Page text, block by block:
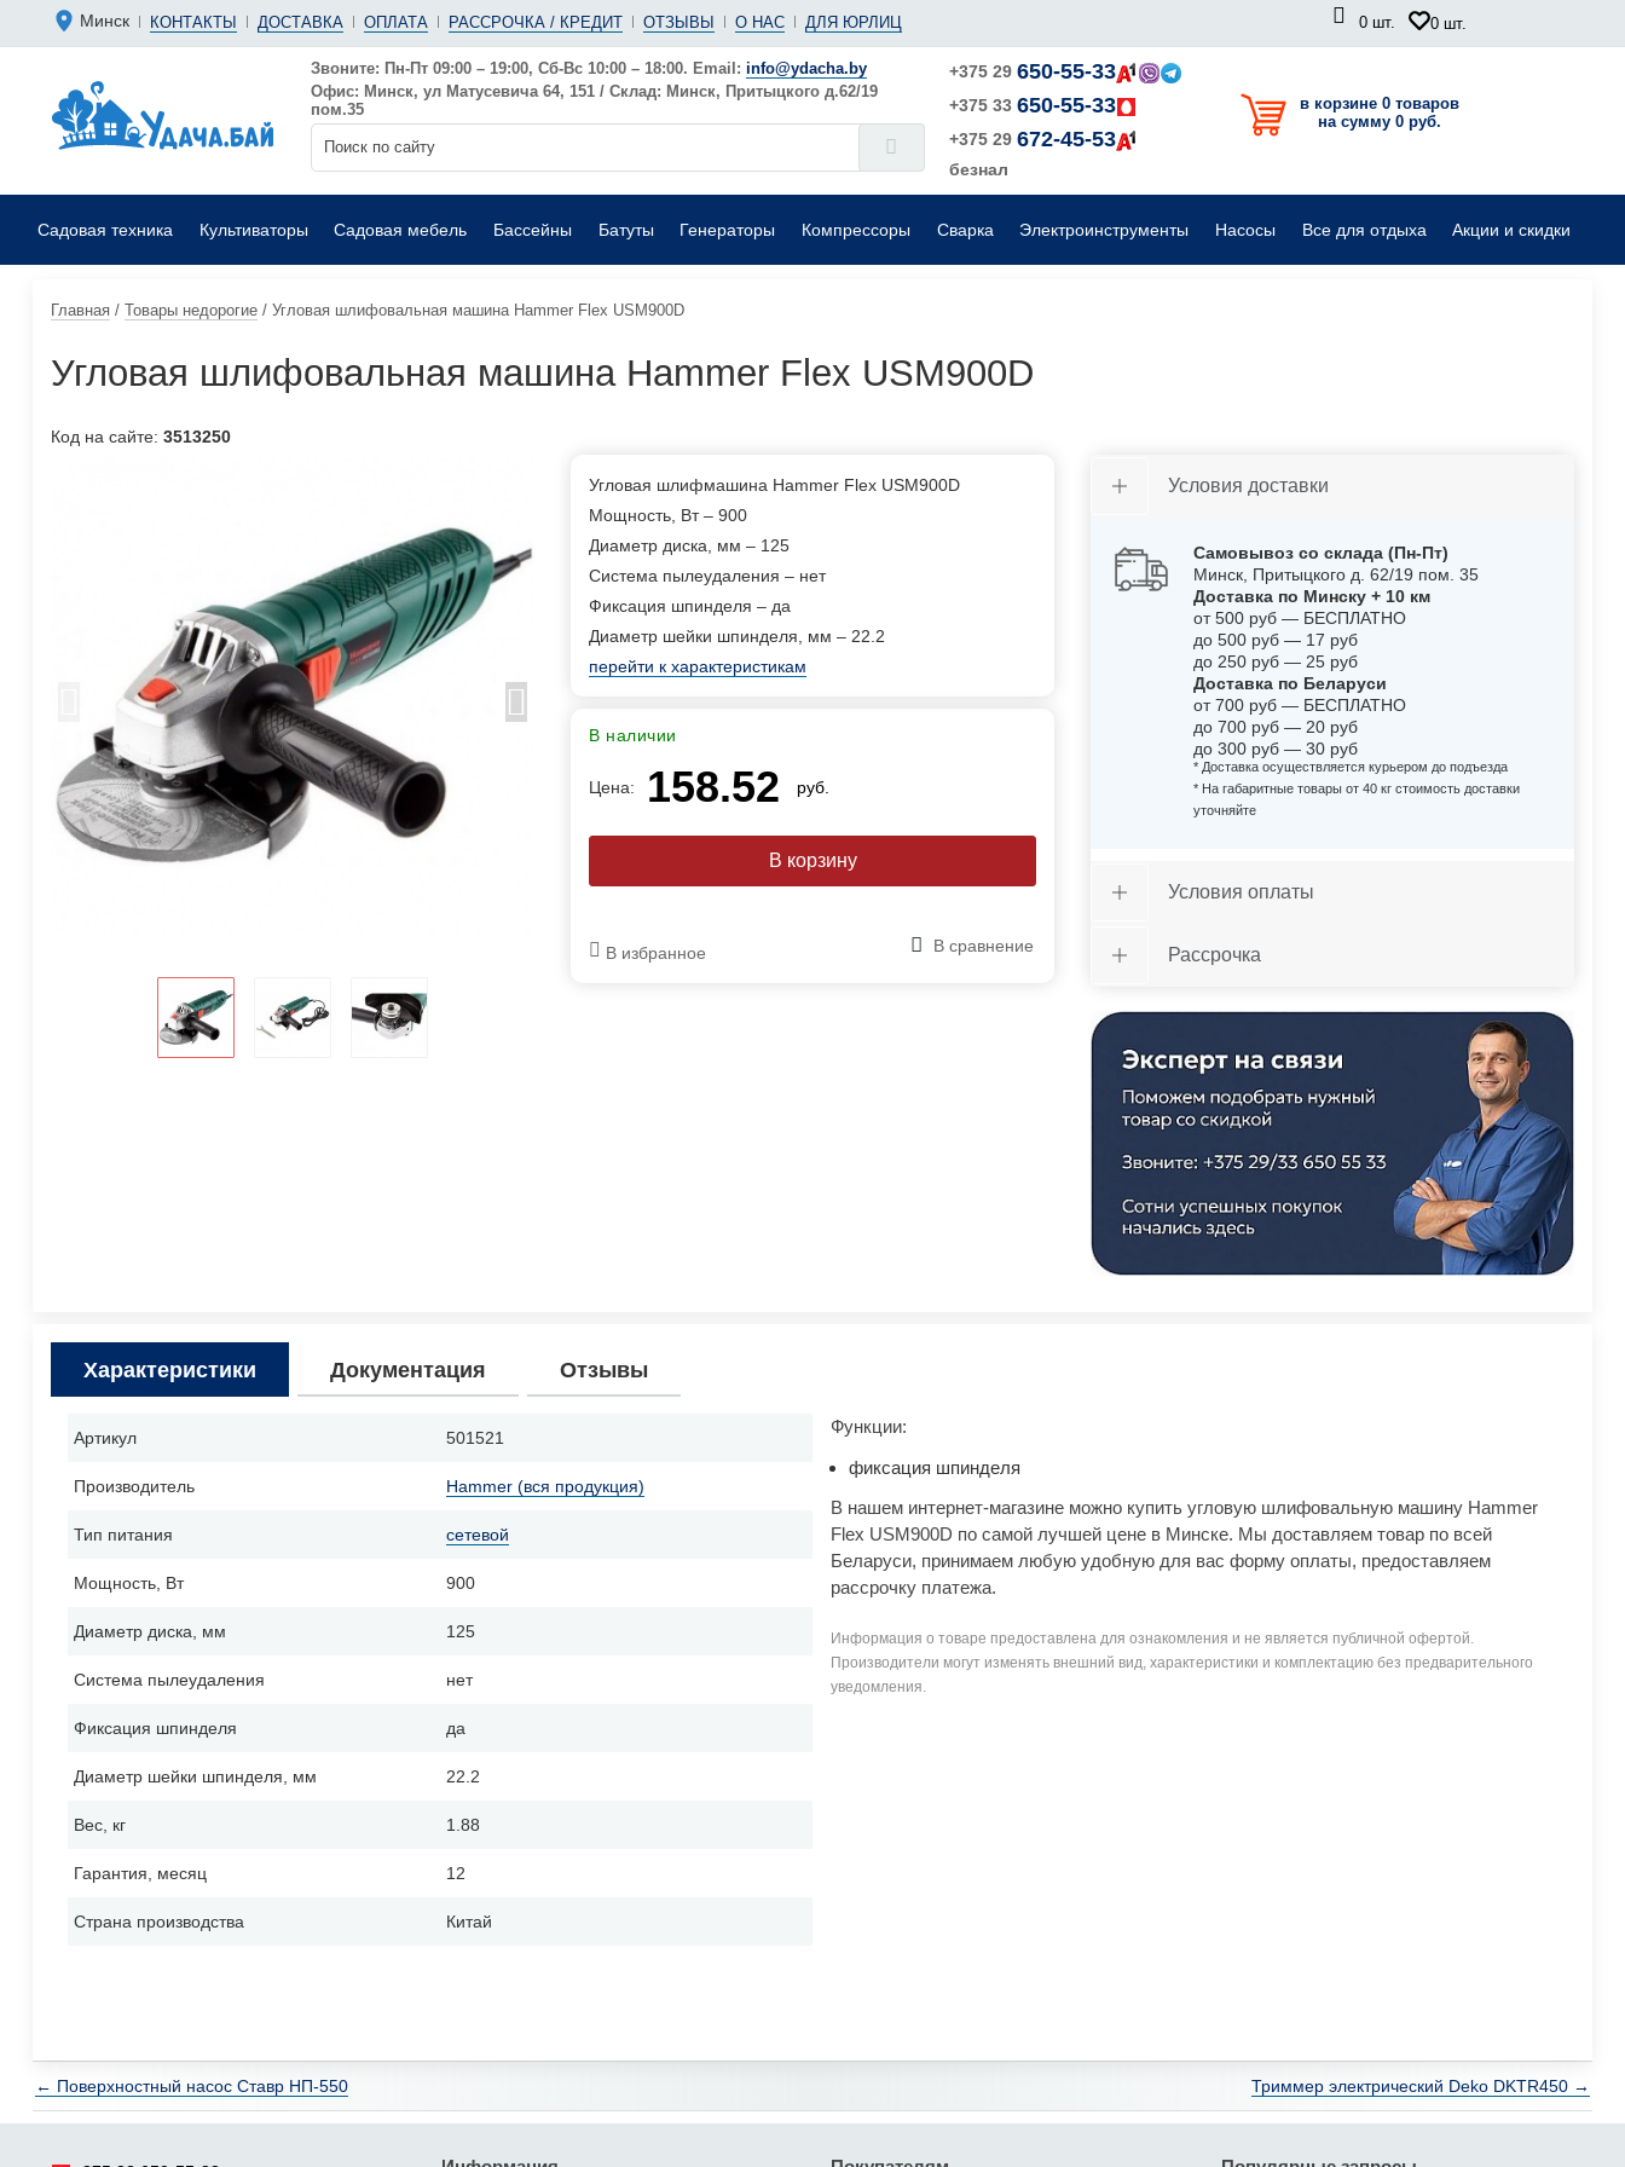
Минск КОНТАКТЫ ДОСТАВКА ОПЛАТА РАССРОЧКА / КРЕДИТ ОТЗЫВЫ О НАС ДЛЯ ЮРЛИЦ 0 шт. 0 шт.
Звоните: Пн-Пт 09:00 – 19:00, Сб-Вс 10:00 – 18:00. Email: info@ydacha.by
Офис: Минск, ул Матусевича 64, 151 / Склад: Минск, Притыцкого д.62/19
пом.35
+375 29 650-55-33
+375 33 650-55-33
+375 29 672-45-53
безнал
в корзине 0 товаров
на сумму 0 руб.
Садовая техника
Аккумуляторные
Садовые воздуходувки
Бензиновые
Мойки высокого давления
Электрические
Садовые измельчители
Комплектующие для садовой техники
Культиваторы Садовая мебель Бассейны Батуты Генераторы Компрессоры Сварка Электроинструменты
Болгарки (ушм)
Шлифовальные машины
Насосы
Мотопомпы
Поверхностные
Все для отдыха Акции и скидки
Главная / Товары недорогие / Угловая шлифовальная машина Hammer Flex USM900D
Угловая шлифовальная машина Hammer Flex USM900D
Код на сайте: 3513250
Угловая шлифмашина Hammer Flex USM900D
Мощность, Вт – 900
Диаметр диска, мм – 125
Система пылеудаления – нет
Фиксация шпинделя – да
Диаметр шейки шпинделя, мм – 22.2
перейти к характеристикам
В наличии
Цена: 158.52 руб.
В избранное В сравнение
Условия доставки
Самовывоз со склада (Пн-Пт)
Минск, Притыцкого д. 62/19 пом. 35
Доставка по Минску + 10 км
от 500 руб — БЕСПЛАТНО
до 500 руб — 17 руб
до 250 руб — 25 руб
Доставка по Беларуси
от 700 руб — БЕСПЛАТНО
до 700 руб — 20 руб
до 300 руб — 30 руб
* Доставка осуществляется курьером до подъезда
* На габаритные товары от 40 кг стоимость доставки
уточняйте
Условия оплаты
Рассрочка
Характеристики Документация Отзывы
Артикул 501521
Производитель Hammer (вся продукция)
Тип питания сетевой
Мощность, Вт 900
Диаметр диска, мм 125
Система пылеудаления нет
Фиксация шпинделя да
Диаметр шейки шпинделя, мм 22.2
Вес, кг 1.88
Гарантия, месяц 12
Страна производства Китай
Функции:
фиксация шпинделя
В нашем интернет-магазине можно купить угловую шлифовальную машину Hammer
Flex USM900D по самой лучшей цене в Минске. Мы доставляем товар по всей
Беларуси, принимаем любую удобную для вас форму оплаты, предоставляем
рассрочку платежа.
Информация о товаре предоставлена для ознакомления и не является публичной офертой.
Производители могут изменять внешний вид, характеристики и комплектацию без предварительного
уведомления.
← Поверхностный насос Ставр НП-550 Триммер электрический Deko DKTR450 →